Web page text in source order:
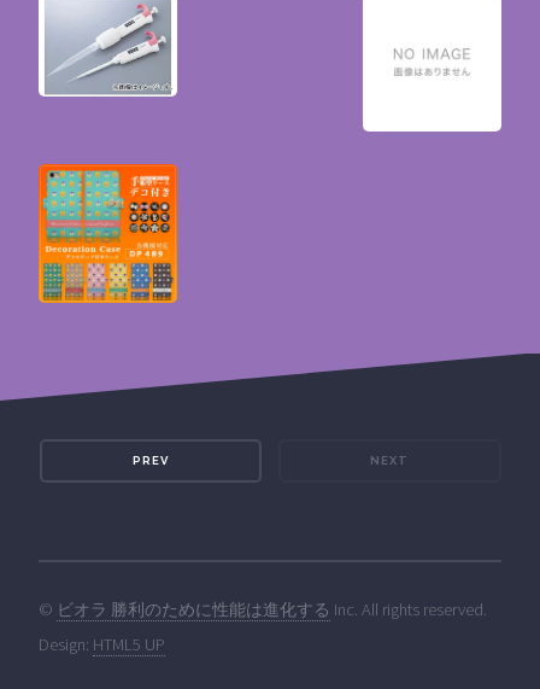
PREV NEXT
© ビオラ 勝利のために性能は進化する Inc. All rights reserved.
Design: HTML5 UP